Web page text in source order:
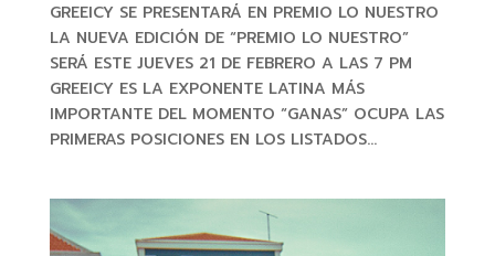
GREEICY SE PRESENTARÁ EN PREMIO LO NUESTRO
LA NUEVA EDICIÓN DE “PREMIO LO NUESTRO”
SERÁ ESTE JUEVES 21 DE FEBRERO A LAS 7 PM
GREEICY ES LA EXPONENTE LATINA MÁS
IMPORTANTE DEL MOMENTO “GANAS” OCUPA LAS
PRIMERAS POSICIONES EN LOS LISTADOS...